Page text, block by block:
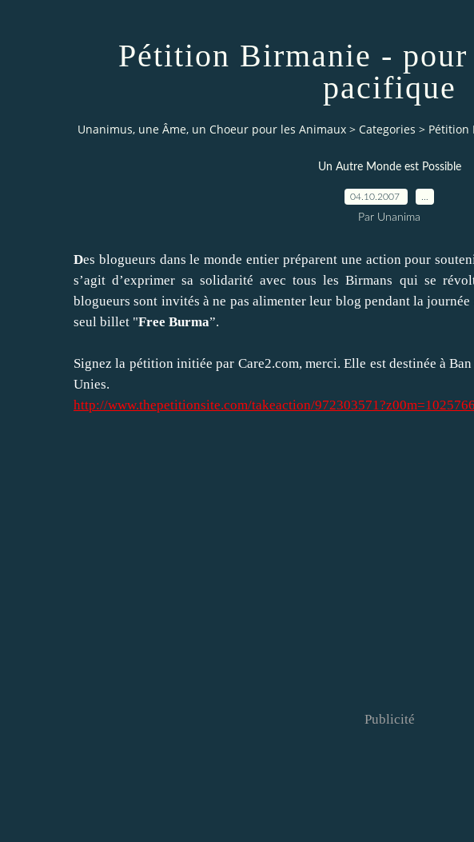
Pétition Birmanie -
pacifique
Unanimus, une Âme, un Choeur pour les Animaux > Categories > Pétition
Un Autre Monde est Possible
04.10.2007
Par Unanima
Des blogueurs dans le monde entier préparent une action pour
s’agit d’exprimer sa solidarité avec tous les Birmans qui se
blogueurs sont invités à ne pas alimenter leur blog pendant la
seul billet "Free Burma”.
Signez la pétition initiée par Care2.com, merci. Elle est destinée à
Unies.
http://www.thepetitionsite.com/takeaction/
Publicité